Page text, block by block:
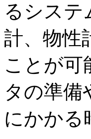
るシステ
計、物性
ことが可
タの準備
にかかる